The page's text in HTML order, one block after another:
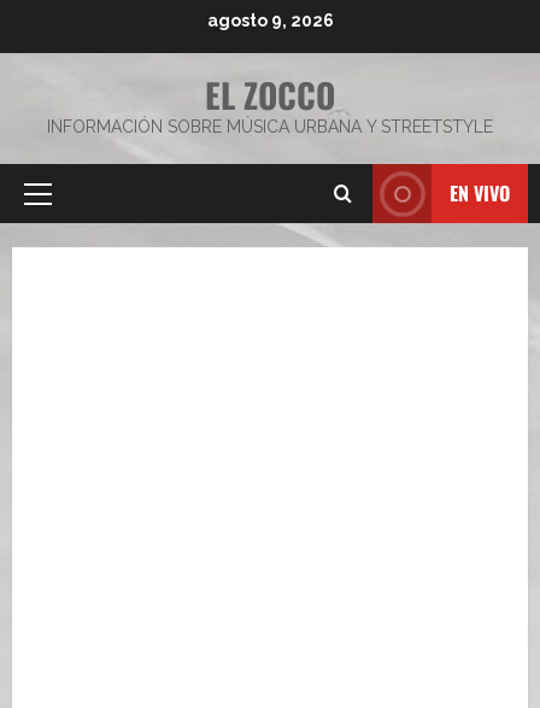
agosto 9, 2026
EL ZOCCO
INFORMACIÓN SOBRE MÚSICA URBANA Y STREETSTYLE
Menú
EN VIVO